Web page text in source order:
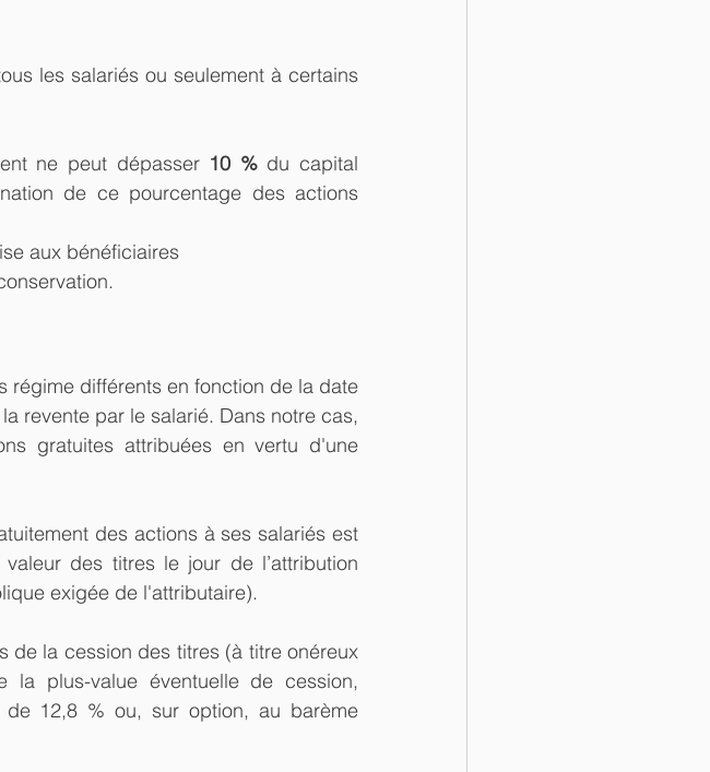
les salariés ou seulement à certains
ne peut dépasser 10 % du capital
de ce pourcentage des actions
aux bénéficiaires
régime différents en fonction de la date
revente par le salarié. Dans notre cas,
gratuites attribuées en vertu d'une
des actions à ses salariés est
des titres le jour de l’attribution
exigée de l'attributaire).
de la cession des titres (à titre onéreux
la plus-value éventuelle de cession,
de 12,8 % ou, sur option, au barème